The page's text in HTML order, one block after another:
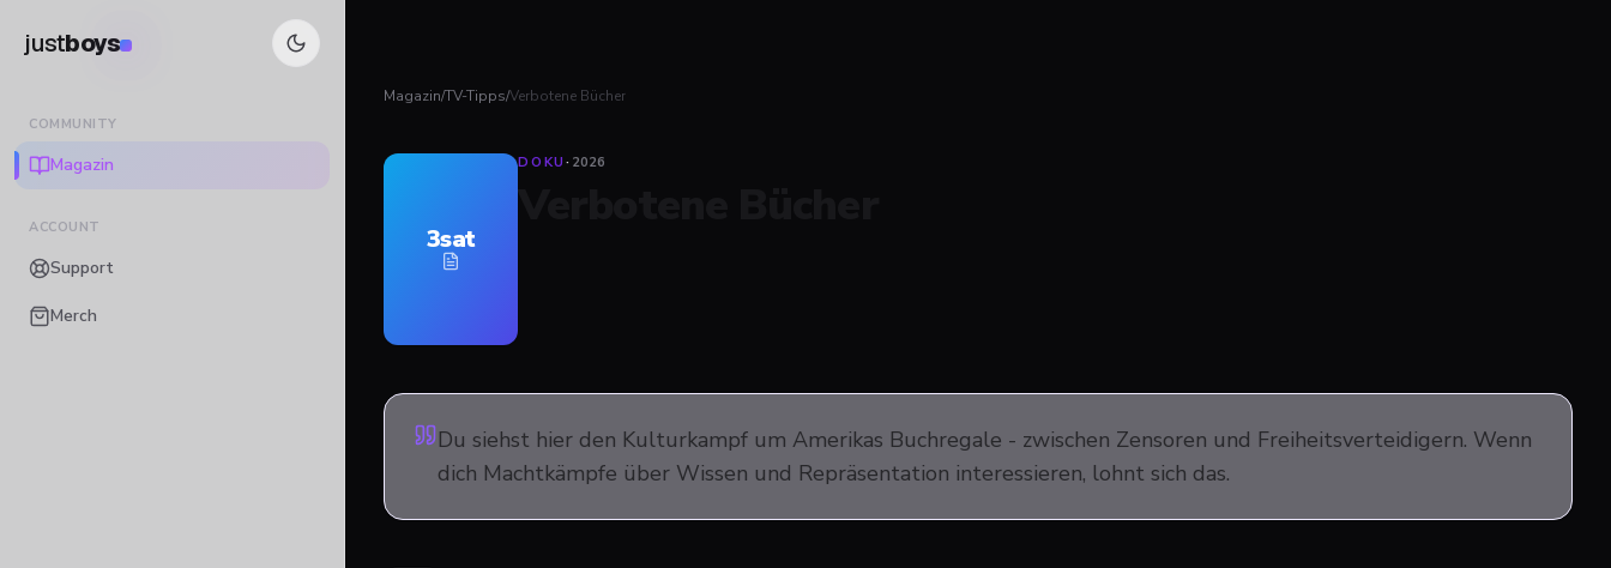
justboys
COMMUNITY
Magazin
ACCOUNT
Support
Merch
Magazin/TV-Tipps/Verbotene Bücher
3sat
DOKU· 2026
Du siehst hier den Kulturkampf um Amerikas Buchregale - zwischen Zensoren und Freiheitsverteidigern. Wenn
dich Machtkämpfe über Wissen und Repräsentation interessieren, lohnt sich das.